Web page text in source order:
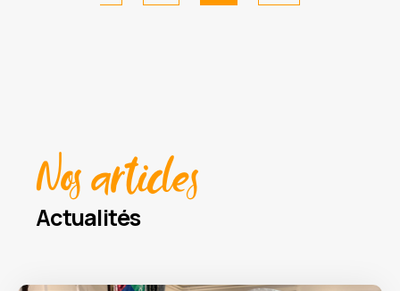
Nos articles
Actualités